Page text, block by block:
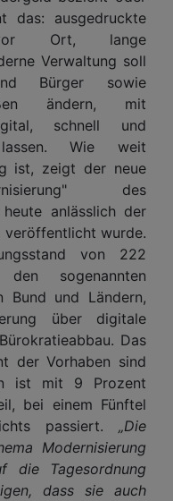
das: ausgedruckte
vor Ort, lange
Verwaltung soll
Bürger sowie
ändern, mit
schnell und
Wie weit
ist, zeigt der neue
des
anlässlich der
veröffentlicht wurde.
von 222
sogenannten
Bund und Ländern,
über digitale
Das
der Vorhaben sind
ist mit 9 Prozent
bei einem Fünftel
passiert. „Die
Modernisierung
die Tagesordnung
dass sie auch